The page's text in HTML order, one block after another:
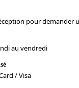
pour demander
au vendredi
/ Visa